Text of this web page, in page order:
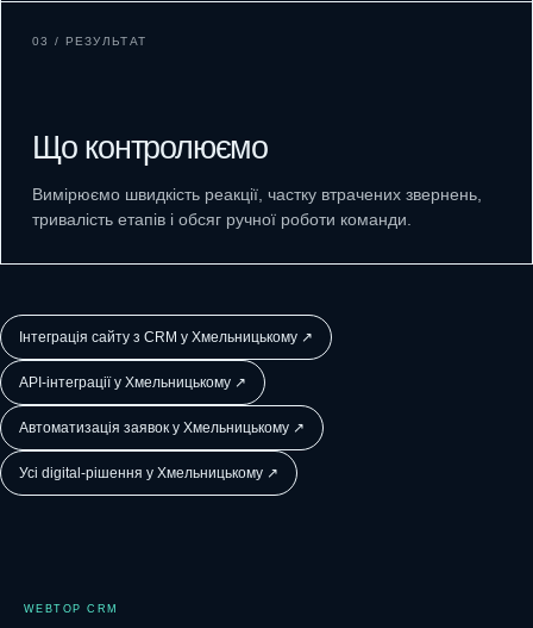
03 / РЕЗУЛЬТАТ
Що контролюємо
Вимірюємо швидкість реакції, частку втрачених звернень,
тривалість етапів і обсяг ручної роботи команди.
Інтеграція сайту з CRM у Хмельницькому ↗
API-інтеграції у Хмельницькому ↗
Автоматизація заявок у Хмельницькому ↗
Усі digital-рішення у Хмельницькому ↗
WEBTOP CRM